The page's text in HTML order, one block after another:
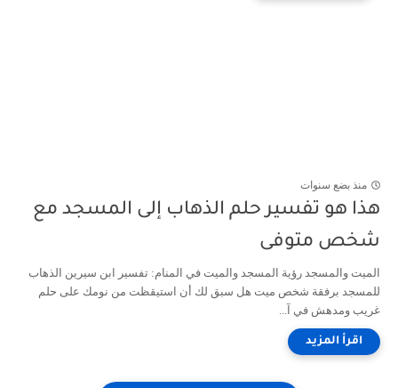
منذ بضع سنوات
هذا هو تفسير حلم الذهاب إلى المسجد مع
شخص متوفى
الميت والمسجد رؤية المسجد والميت في المنام: تفسير ابن سيرين الذهاب
للمسجد برفقة شخص ميت هل سبق لك أن استيقظت من نومك على حلم
غريب ومدهش في آ...